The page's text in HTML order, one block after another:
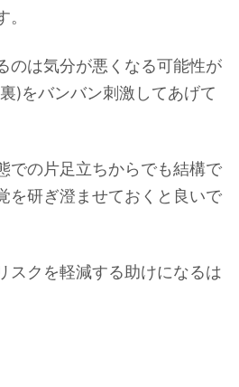
のは気分が悪くなる可能性が
)をバンバン刺激してあげて
での片足立ちからでも結構で
を研ぎ澄ませておくと良いで
スクを軽減する助けになるは